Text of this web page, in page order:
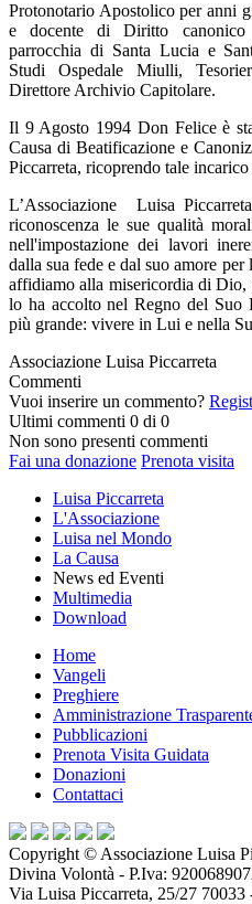
Protonotario Apostolico per anni
e docente di Diritto canonico
parrocchia di Santa Lucia e
Studi Ospedale Miulli,
Direttore Archivio Capitolare.
Il 9 Agosto 1994 Don Felice è
Causa di Beatificazione e
Piccarreta, ricoprendo tale
L’Associazione Luisa
riconoscenza le sue qualità
nell'impostazione dei lavori
dalla sua fede e dal suo amore
affidiamo alla misericordia di
lo ha accolto nel Regno del Suo
più grande: vivere in Lui e nella
Associazione Luisa Piccarreta
Commenti
Vuoi inserire un commento?
Ultimi commenti 0 di 0
Non sono presenti commenti
Fai una donazione Prenota visita
Luisa Piccarreta
L'Associazione
Luisa nel Mondo
La Causa
News ed Eventi
Multimedia
Download
Home
Vangeli
Preghiere
Amministrazione
Pubblicazioni
Prenota Visita Guidata
Donazioni
Contattaci
Copyright © Associazione Luisa
Divina Volontà - P.Iva:
Via Luisa Piccarreta, 25/27